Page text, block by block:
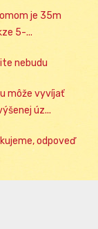
je 35m
5-...
nebudu
môže vyvíjať
úz...
odpoveď